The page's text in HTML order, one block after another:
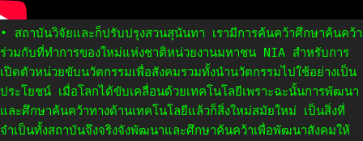
• สถาบันวิจัยและก็ปรับปรุงสวนสุนันทา เรามีการค้นคว้าศึกษาค้นคว้า
ร่วมกับที่ทำการของใหม่แห่งชาติหน่วยงานมหาชน NIA สำหรับการ
เปิดตัวหน่วยขับนวัตกรรมเพื่อสังคมรวมทั้งนำนวัตกรรมไปใช้อย่างเป็น
ประโยชน์ เมื่อโลกได้ขับเคลื่อนด้วยเทคโนโลยีเพราะฉะนั้นการพัฒนา
และศึกษาค้นคว้าทางด้านเทคโนโลยีแล้วก็สิ่งใหม่สมัยใหม่ เป็นสิ่งที่
จำเป็นทั้งสถาบันจึงจริงจังพัฒนาและศึกษาค้นคว้าเพื่อพัฒนาสังคมให้